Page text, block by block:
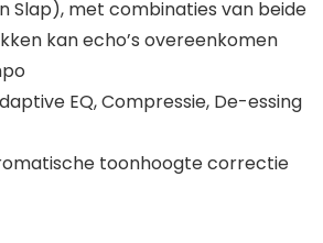
Slap), met combinaties van beide
kan echo’s overeenkomen
EQ, Compressie, De-essing
toonhoogte correctie